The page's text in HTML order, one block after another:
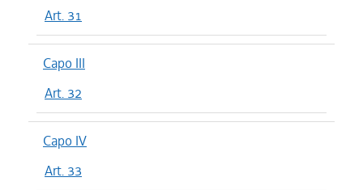
Art. 31
Capo III
Art. 32
Capo IV
Art. 33